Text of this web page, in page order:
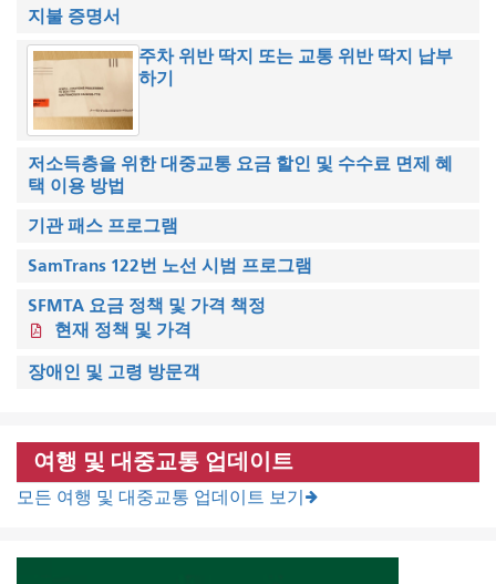
지불 증명서
주차 위반 딱지 또는 교통 위반 딱지 납부
하기
저소득층을 위한 대중교통 요금 할인 및 수수료 면제 혜
택 이용 방법
기관 패스 프로그램
SamTrans 122번 노선 시범 프로그램
SFMTA 요금 정책 및 가격 책정
현재 정책 및 가격
장애인 및 고령 방문객
여행 및 대중교통 업데이트
모든 여행 및 대중교통 업데이트 보기